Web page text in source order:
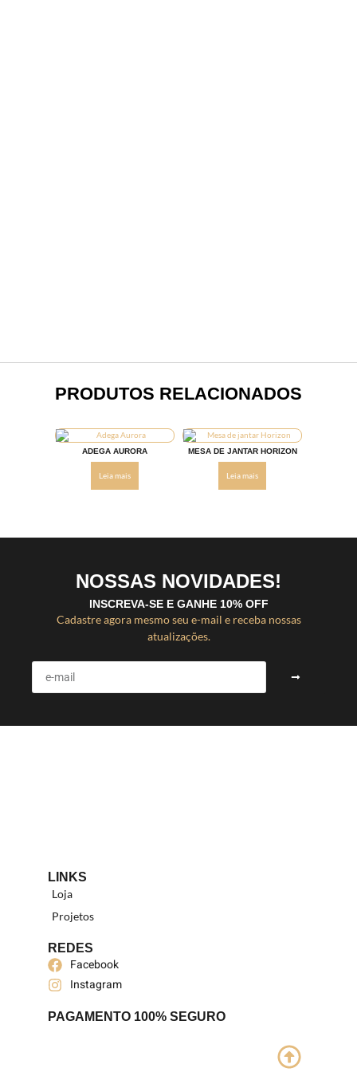
PRODUTOS RELACIONADOS
ADEGA AURORA
Leia mais
MESA DE JANTAR HORIZON
Leia mais
NOSSAS NOVIDADES!
INSCREVA-SE E GANHE 10% OFF
Cadastre agora mesmo seu e-mail e receba nossas
atualizações.
LINKS
Loja
Projetos
REDES
Facebook
Instagram
PAGAMENTO 100% SEGURO